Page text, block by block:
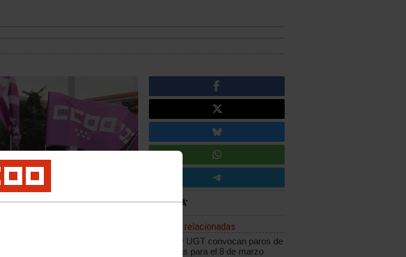
Noticias relacionadas
CCOO y UGT convocan paros de
dos horas para el 8 de marzo